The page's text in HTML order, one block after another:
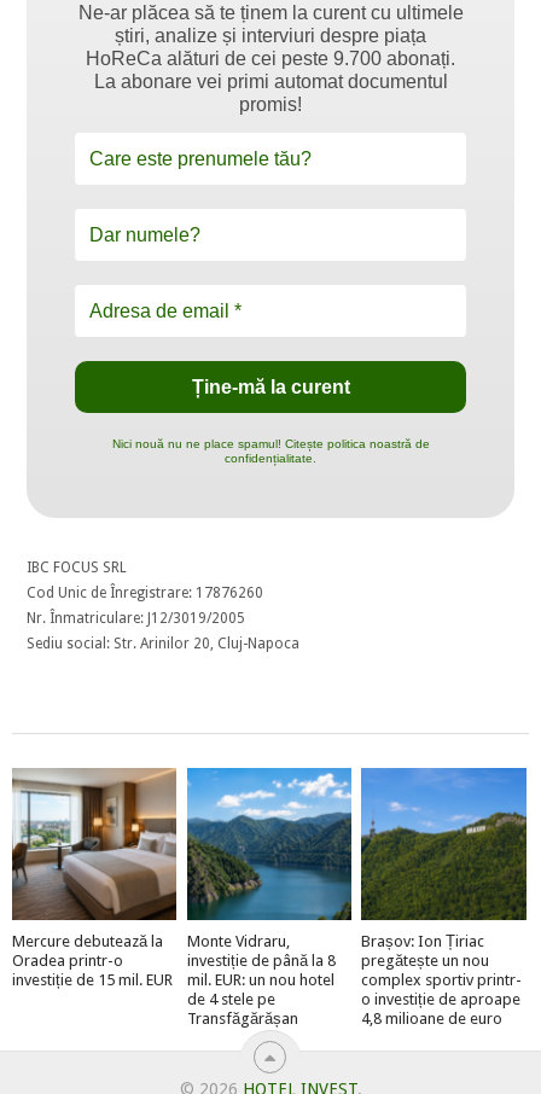
Ne-ar plăcea să te ținem la curent cu ultimele
știri, analize și interviuri despre piața
HoReCa alături de cei peste 9.700 abonați.
La abonare vei primi automat documentul
promis!
Nici nouă nu ne place spamul! Citește politica noastră de
confidențialitate.
IBC FOCUS SRL
Cod Unic de Înregistrare: 17876260
Nr. Înmatriculare: J12/3019/2005
Sediu social: Str. Arinilor 20, Cluj-Napoca
Mercure debutează la
Oradea printr-o
investiție de 15 mil. EUR
Monte Vidraru,
investiție de până la 8
mil. EUR: un nou hotel
de 4 stele pe
Transfăgărășan
Brașov: Ion Țiriac
pregătește un nou
complex sportiv printr-
o investiție de aproape
4,8 milioane de euro
© 2026 HOTEL INVEST.